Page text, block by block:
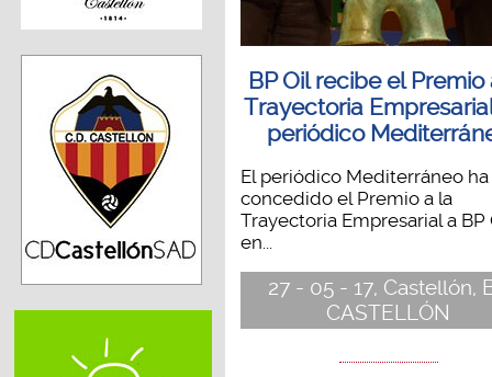
BP Oil recibe el Premio
Trayectoria
periódico
El periódico Mediterráneo ha
concedido el Premio a la
Trayectoria Empresarial a BP
en...
27 - 05 - 17, Castellón,
CASTELLÓN